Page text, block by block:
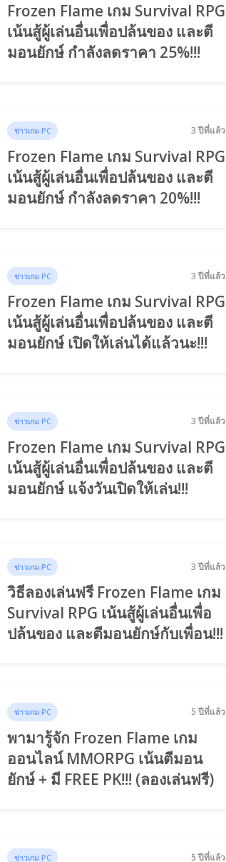
Frozen Flame เกม Survival RPG
เน้นสู้ผู้เล่นอื่นเพื่อปล้นของ และตี
มอนยักษ์ กำลังลดราคา 25%!!!
ข่าวเกม PC 3 ปีที่แล้ว
Frozen Flame เกม Survival RPG
เน้นสู้ผู้เล่นอื่นเพื่อปล้นของ และตี
มอนยักษ์ กำลังลดราคา 20%!!!
ข่าวเกม PC 3 ปีที่แล้ว
Frozen Flame เกม Survival RPG
เน้นสู้ผู้เล่นอื่นเพื่อปล้นของ และตี
มอนยักษ์ เปิดให้เล่นได้แล้วนะ!!!
ข่าวเกม PC 3 ปีที่แล้ว
Frozen Flame เกม Survival RPG
เน้นสู้ผู้เล่นอื่นเพื่อปล้นของ และตี
มอนยักษ์ แจ้งวันเปิดให้เล่น!!!
ข่าวเกม PC 3 ปีที่แล้ว
วิธีลองเล่นฟรี Frozen Flame เกม
Survival RPG เน้นสู้ผู้เล่นอื่นเพื่อ
ปล้นของ และตีมอนยักษ์กับเพื่อน!!!
ข่าวเกม PC 5 ปีที่แล้ว
พามารู้จัก Frozen Flame เกม
ออนไลน์ MMORPG เน้นตีมอน
ยักษ์ + มี FREE PK!!! (ลองเล่นฟรี)
ข่าวเกม PC 5 ปีที่แล้ว